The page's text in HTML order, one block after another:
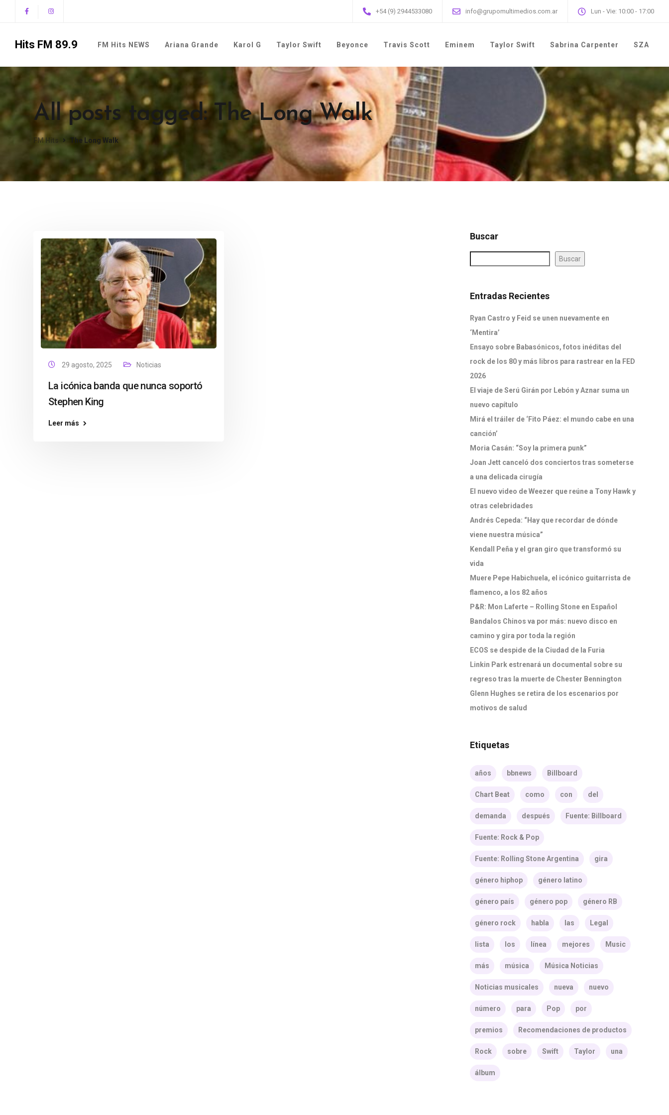
+54 (9) 2944533080 info@grupomultimedios.com.ar Lun - Vie: 10:00 - 17:00
Hits FM 89.9 FM Hits NEWS Ariana Grande Karol G Taylor Swift Beyonce Travis Scott Eminem Taylor Swift Sabrina Carpenter SZA
All posts tagged: The Long Walk
FM Hits The Long Walk
29 agosto, 2025 Noticias
La icónica banda que nunca soportó
Stephen King
Leer más
Buscar
Buscar
Entradas Recientes
Ryan Castro y Feid se unen nuevamente en
‘Mentira’
Ensayo sobre Babasónicos, fotos inéditas del
rock de los 80 y más libros para rastrear en la FED
2026
El viaje de Serú Girán por Lebón y Aznar suma un
nuevo capítulo
Mirá el tráiler de ‘Fito Páez: el mundo cabe en una
canción’
Moria Casán: “Soy la primera punk”
Joan Jett canceló dos conciertos tras someterse
a una delicada cirugía
El nuevo video de Weezer que reúne a Tony Hawk y
otras celebridades
Andrés Cepeda: “Hay que recordar de dónde
viene nuestra música”
Kendall Peña y el gran giro que transformó su
vida
Muere Pepe Habichuela, el icónico guitarrista de
flamenco, a los 82 años
P&R: Mon Laferte – Rolling Stone en Español
Bandalos Chinos va por más: nuevo disco en
camino y gira por toda la región
ECOS se despide de la Ciudad de la Furia
Linkin Park estrenará un documental sobre su
regreso tras la muerte de Chester Bennington
Glenn Hughes se retira de los escenarios por
motivos de salud
Etiquetas
años bbnews Billboard
Chart Beat como con del
demanda después Fuente: Billboard
Fuente: Rock & Pop
Fuente: Rolling Stone Argentina gira
género hiphop género latino
género país género pop género RB
género rock habla las Legal
lista los línea mejores Music
más música Música Noticias
Noticias musicales nueva nuevo
número para Pop por
premios Recomendaciones de productos
Rock sobre Swift Taylor una
álbum